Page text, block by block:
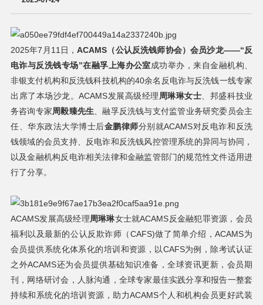
2025年7月11日，ACAMS （公认反洗钱师协会）会员沙龙——“反
电诈与反洗钱专场”在融孚上海办公室成功举办，来自金融机构、
非银支付机构和反洗钱科技机构的40余名反电诈与反洗钱一线专家
出席了本场沙龙。ACAMS发展高级经理周琳琳女士、邦盛科技业
务咨询专家周毅臻先生、融孚反洗钱与支付监管业务研究委员会主
任、华东政法大学博士后金鹏律师分别就ACAMS对反电诈和反洗
钱领域的会员支持、反电诈和反洗钱风控管理系统的异同与协同，
以及金融机构反电诈相关法律和金融监管部门的规范性文件适用进
行了分享。
ACAMS发展高级经理周琳琳女士就ACAMS反金融犯罪资源，会员
福利以及最新的公认反欺诈师（CAFS)做了简单介绍，ACAMS为
会员提供系统化体系化的培训和资源，以CAFS为例，除考试认证
之外ACAMS还为会员提供基础知识准备，全球资讯更新，会员期
刊，网络研讨会，人脉沟通，全球专家最佳实践分享和报告一整套
持续和系统化的培训资源，助力ACAMS个人和机构会员更好武装